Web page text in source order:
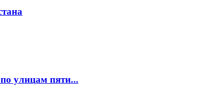
улицам пяти...